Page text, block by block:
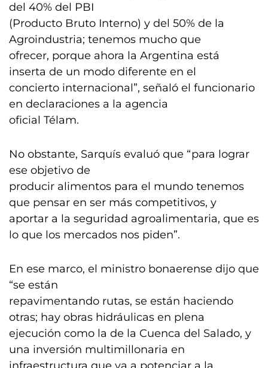
del 40% del PBI
(Producto Bruto Interno) y del 50% de la
Agroindustria; tenemos mucho que
ofrecer, porque ahora la Argentina está
inserta de un modo diferente en el
concierto internacional”, señaló el funcionario
en declaraciones a la agencia
oficial Télam.
No obstante, Sarquís evaluó que “para lograr
ese objetivo de
producir alimentos para el mundo tenemos
que pensar en ser más competitivos, y
aportar a la seguridad agroalimentaria, que es
lo que los mercados nos piden”.
En ese marco, el ministro bonaerense dijo que
“se están
repavimentando rutas, se están haciendo
otras; hay obras hidráulicas en plena
ejecución como la de la Cuenca del Salado, y
una inversión multimillonaria en